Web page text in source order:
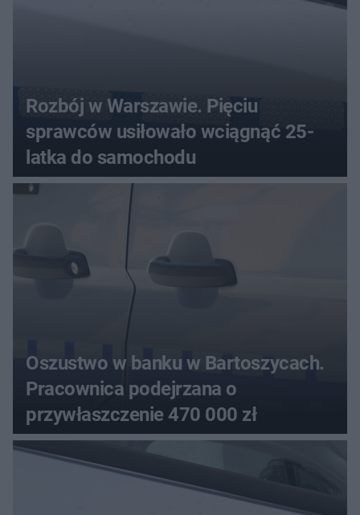
Rozbój w Warszawie. Pięciu
sprawców usiłowało wciągnąć 25-
latka do samochodu
Oszustwo w banku w Bartoszycach.
Pracownica podejrzana o
przywłaszczenie 470 000 zł